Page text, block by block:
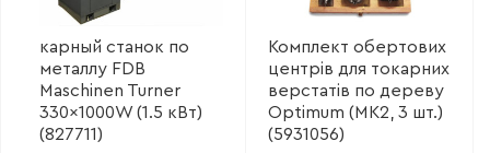
карный станок по
металлу FDB
Maschinen Turner
330x1000W (1.5 кВт)
(827711)
Комплект обертових
центрів для токарних
верстатів по дереву
Optimum (МК2, 3 шт.)
(5931056)